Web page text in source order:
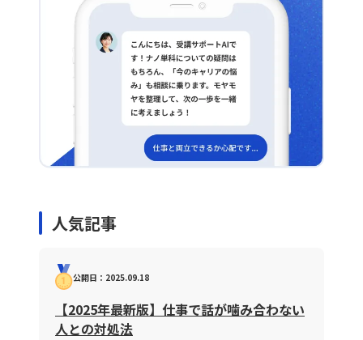
人気記事
公開日：2025.09.18
【2025年最新版】仕事で話が噛み合わない
人との対処法